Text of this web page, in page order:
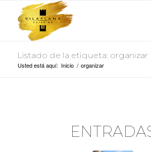
Listado de la etiqueta: organizar
Usted está aquí: Inicio / organizar